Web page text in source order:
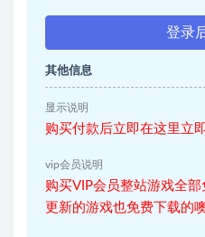
登录
其他信息
显示说明
购买付款后立即在这里立
vip会员说明
购买VIP会员整站游戏全
更新的游戏也免费下载的